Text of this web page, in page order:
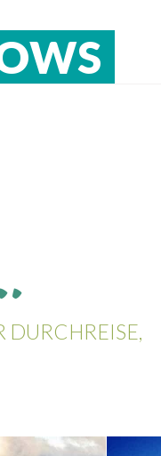
DURCHREISE,